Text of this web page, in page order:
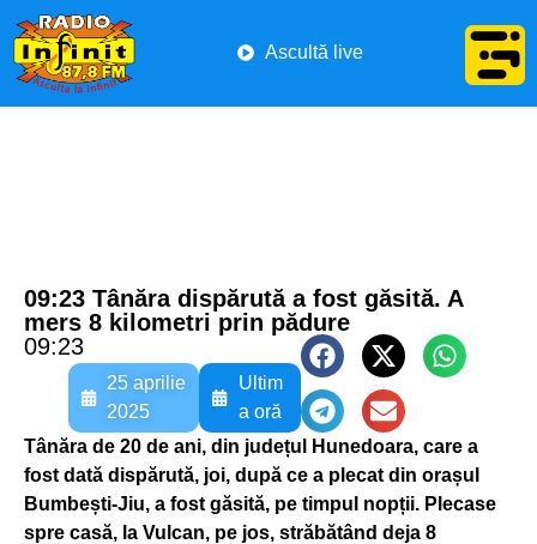
Ascultă live
09:23 Tânăra dispărută a fost găsită. A
mers 8 kilometri prin pădure
09:23
25 aprilie
2025
Ultim
a oră
Tânăra de 20 de ani, din județul Hunedoara, care a
fost dată dispărută, joi, după ce a plecat din orașul
Bumbești-Jiu, a fost găsită, pe timpul nopții. Plecase
spre casă, la Vulcan, pe jos, străbătând deja 8